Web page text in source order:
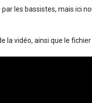
les bassistes, mais ici
la vidéo, ainsi que le fichier